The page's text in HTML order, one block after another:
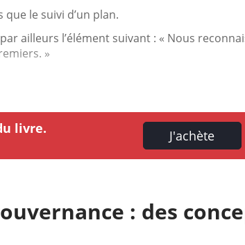
le suivi d’un plan.
ailleurs l’élément suivant : « Nous
»
livre.
J'achète
: des